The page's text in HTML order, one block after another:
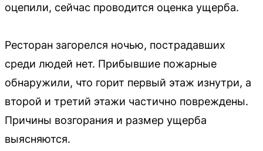
оцепили, сейчас проводится оценка ущерба.
Ресторан загорелся ночью, пострадавших
среди людей нет. Прибывшие пожарные
обнаружили, что горит первый этаж изнутри, а
второй и третий этажи частично повреждены.
Причины возгорания и размер ущерба
выясняются.